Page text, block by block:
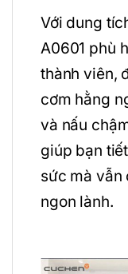
Với dung
A0601 phù
thành viên,
cơm hằng
và nấu
giúp bạn
sức mà vẫn
ngon lành.